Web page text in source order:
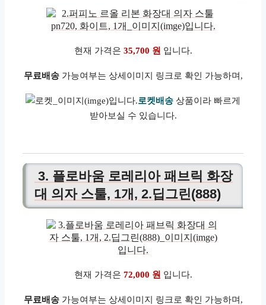
현재 가격은 35,700 원 입니다.
무료배송가능여부는 상세이미지 링크로 확인 가능하며,
로켓배송 상품이라 빠르게
받아보실 수 있습니다.
3. 플로바움 로레리아 패브릭 화장
대 의자 스툴, 1개, 2.딥그린(888)
현재 가격은 72,000 원 입니다.
무료배송가능여부는 상세이미지 링크로 확인 가능하며,